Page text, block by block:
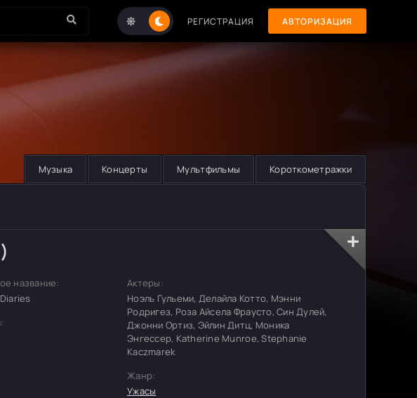
РЕГИСТРАЦИЯ АВТОРИЗАЦИЯ
Музыка Концерты Мультфильмы Короткометражки
название:
Актеры:
Ноэль Гульеми, Делайла Котто, Мэнни
Родригез, Роза Айсела Фраусто, Син Дулей,
Джонни Ортиз, Эйлин Дитц, Моника
Энгессер, Katherine Munroe, Stephanie
Kaczmarek
Жанр:
Ужасы